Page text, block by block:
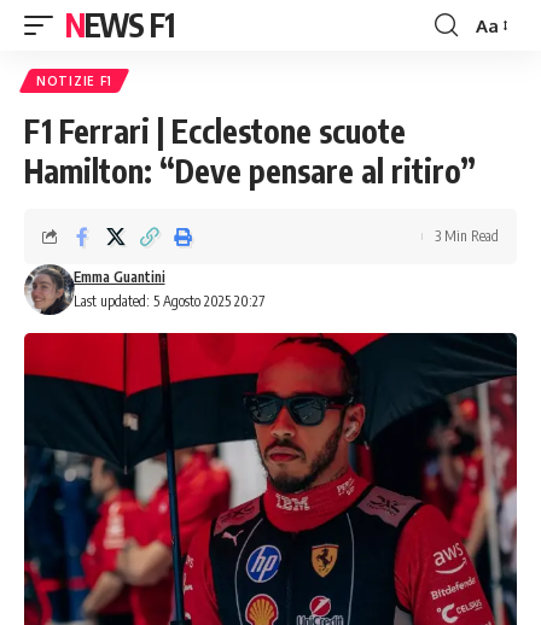
NEWS F1
Font
Aa
NOTIZIE F1
F1 Ferrari | Ecclestone scuote
Hamilton: “Deve pensare al ritiro”
Last updated: 5 Agosto 2025 20:27
Emma Guantini
3 Min Read